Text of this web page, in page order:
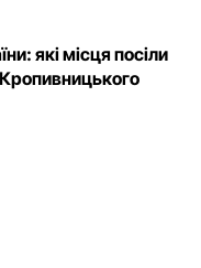
які місця посіли